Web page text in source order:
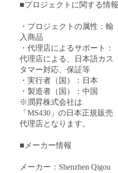
■プロジェクトに関する情報
・プロジェクトの属性：輸
入商品
・代理店によるサポート：
代理店による、日本語カス
タマー対応、保証等
・実行者（国）：日本
・製造者（国）：中国
※潤昇株式会社は
「MS430」の日本正規販売
代理店となります。
■メーカー情報
メーカー：Shenzhen Qigou